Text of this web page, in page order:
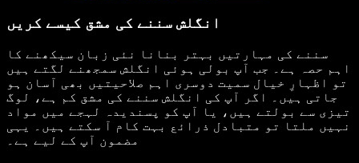
انگلش سننے کی مشق کیسے کریں
سننے کی مہارتیں بہتر بنانا نئی زبان سیکھنے کا
اہم حصہ ہے۔ جب آپ بولی ہوئی انگلش سمجھنے لگتے ہیں
تو اظہارِ خیال سمیت دوسری اہم صلاحیتیں بھی آسان ہو
جاتی ہیں۔ اگر آپ کی انگلش سننے کی مشق کم ہے، لوگ
تیزی سے بولتے ہیں، یا آپ کو پسندیدہ لہجے میں مواد
نہیں ملتا تو متبادل ذرائع بہت کام آ سکتے ہیں۔ یہی
مضمون آپ کے لیے ہے۔